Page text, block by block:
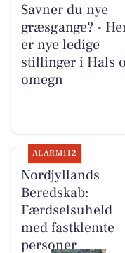
Savner du nye
græsgange? -
er nye ledige
stillinger i Hals
omegn
ALARM112
Nordjyllands
Beredskab:
Færdselsuheld
med fastklemte
personer